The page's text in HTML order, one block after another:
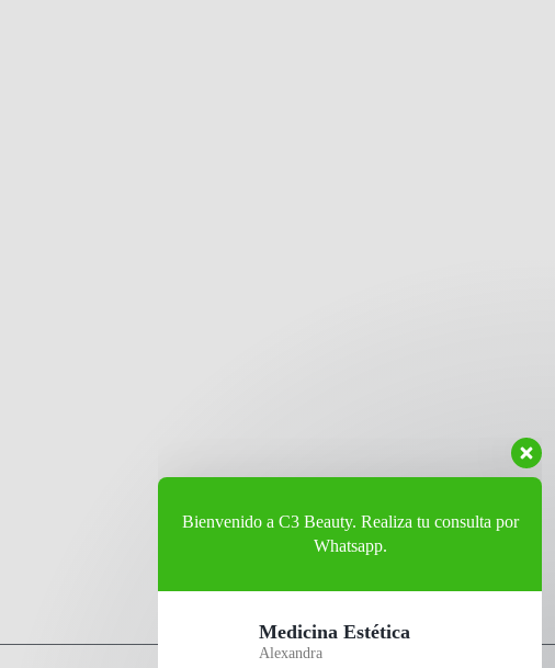
Medicina Estética
Peluquería
Yamileth